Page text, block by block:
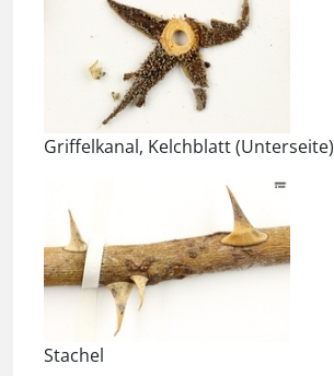
Griffelkanal, Kelchblatt (Unterseite)
Stachel